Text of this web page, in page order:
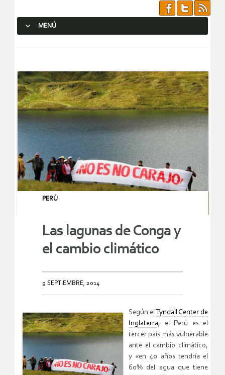
MENÚ
PERÚ
Las lagunas de Conga y
el cambio climático
9 SEPTIEMBRE, 2014
Según el Tyndall Center de
Inglaterra, el Perú es el
tercer país más vulnerable
ante el cambio climático,
y «en 40 años tendría el
60% del agua que tiene